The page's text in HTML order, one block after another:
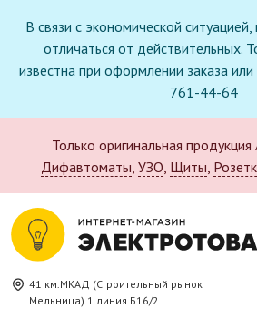
В связи с экономической
отличаться от действительных.
известна при оформлении заказа
761-44-64
Только оригинальная продукция
Дифавтоматы, УЗО, Щиты,
41 км.МКАД (Строительный рынок
Мельница) 1 линия Б16/2